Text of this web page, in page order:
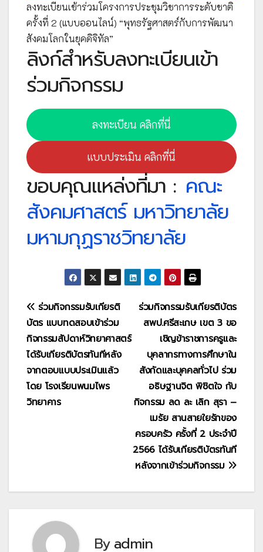
ลงทะเบียนเข้าร่วมโครงการประชุมวิชาการระดับชาติ
ครั้งที่ 2 (แบบออนไลน์) “พุทธรัฐศาสตร์กับการพัฒนา
สังคมโลกในยุคดิจิทัล”
ลิงก์สำหรับลงทะเบียนเข้า
ร่วมกิจกรรม
ลงทะเบียน คลิกที่นี่
แบบประเมิน คลิกที่นี่
ขอบคุณแหล่งที่มา : คณะ
สังคมศาสตร์ มหาวิทยาลัย
มหามกุฏราชวิทยาลัย
แนะแนว
เรื่อง
ร่วมกิจกรรมรับเกียรติบัตร
สพป.ศรีสะเกษ เขต 3 ขอ
เชิญข้าราชการครูและ
บุคลากรทางการศึกษาใน
สังกัดและบุคคลทั่วไป ร่วม
อธิษฐานจิต พิชิตใจ กับ
กิจกรรม ลด ละ เลิก สุรา –
เมรัย สานสายใยรักของ
ครอบครัว ครั้งที่ 2 ประจำปี
2566 ได้รับเกียรติบัตรทันที
หลังจากเข้าร่วมกิจกรรม
ร่วมกิจกรรมรับเกียรติ
บัตร แบบทดสอบเข้าร่วม
กิจกรรมสัปดาห์วิทยาศาสตร์
ได้รับเกียรติบัตรทันทีหลัง
จากตอบแบบประเมินแล้ว
โดย โรงเรียนพนมไพร
วิทยาคาร
Byadmin